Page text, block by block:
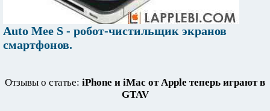
Auto Mee S - робот-чистильщик экранов
смартфонов.
Отзывы о статье: iPhone и iMac от Apple теперь играют в
GTAV